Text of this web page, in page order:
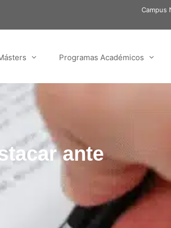
Campus
Programas Académicos
ante